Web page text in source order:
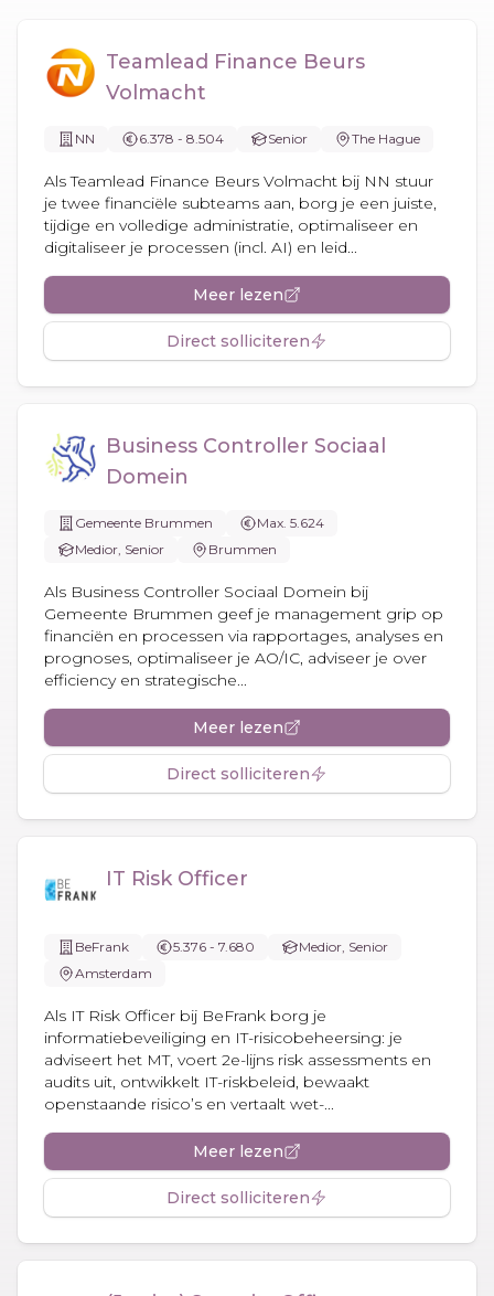
Teamlead Finance Beurs
Volmacht
NN 6.378 - 8.504 Senior The Hague
Als Teamlead Finance Beurs Volmacht bij NN stuur
je twee financiële subteams aan, borg je een juiste,
tijdige en volledige administratie, optimaliseer en
digitaliseer je processen (incl. AI) en leid...
Meer lezen
Direct solliciteren
Business Controller Sociaal
Domein
Gemeente Brummen
Max. 5.624
Medior, Senior
Brummen
Als Business Controller Sociaal Domein bij
Gemeente Brummen geef je management grip op
financiën en processen via rapportages, analyses en
prognoses, optimaliseer je AO/IC, adviseer je over
efficiency en strategische...
Meer lezen
Direct solliciteren
IT Risk Officer
BeFrank 5.376 - 7.680
Medior, Senior
Amsterdam
Als IT Risk Officer bij BeFrank borg je
informatiebeveiliging en IT-risicobeheersing: je
adviseert het MT, voert 2e-lijns risk assessments en
audits uit, ontwikkelt IT-riskbeleid, bewaakt
openstaande risico’s en vertaalt wet-...
Meer lezen
Direct solliciteren